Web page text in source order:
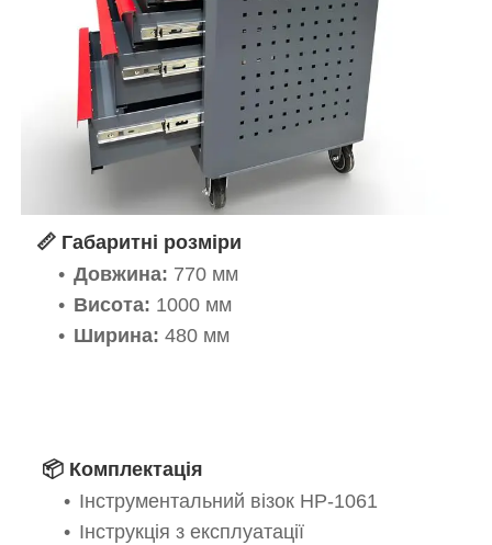
📏 Габаритні розміри
Довжина: 770 мм
Висота: 1000 мм
Ширина: 480 мм
📦 Комплектація
Інструментальний візок HP-1061
Інструкція з експлуатації